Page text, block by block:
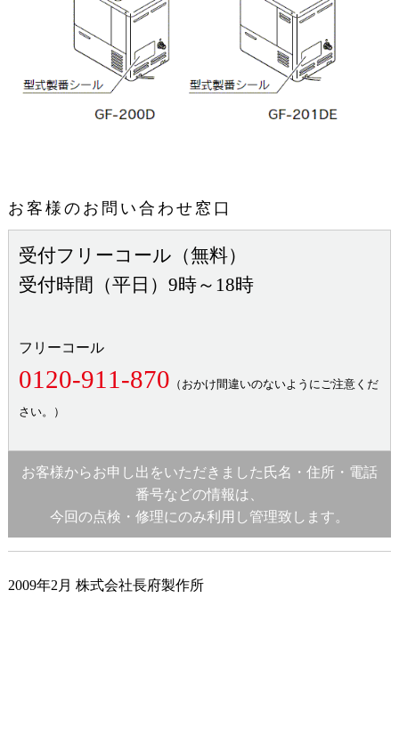
お客様のお問い合わせ窓口
受付フリーコール（無料）
受付時間（平日）9時～18時
フリーコール
0120-911-870 （おかけ間違いのないようにご注意くだ
さい。）
お客様からお申し出をいただきました氏名・住所・電話
番号などの情報は、
今回の点検・修理にのみ利用し管理致します。
2009年2月 株式会社長府製作所